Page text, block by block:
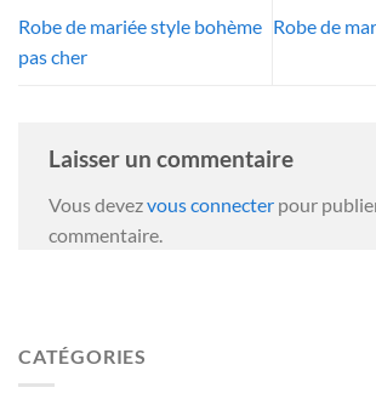
Robe de mariée style bohème
pas cher
Robe de
Laisser un commentaire
Vous devezvous connecter pour
commentaire.
CATÉGORIES